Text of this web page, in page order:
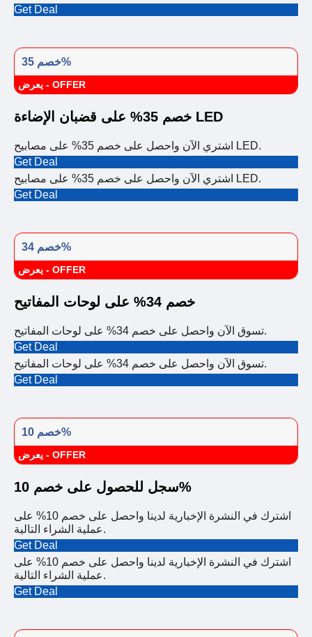
Get Deal
خصم 35%
يعرض - OFFER
خصم 35% على قضبان الإضاءة LED
اشتري الآن واحصل على خصم 35% على مصابيح LED.
Get Deal
اشتري الآن واحصل على خصم 35% على مصابيح LED.
Get Deal
خصم 34%
يعرض - OFFER
خصم 34% على لوحات المفاتيح
تسوق الآن واحصل على خصم 34% على لوحات المفاتيح.
Get Deal
تسوق الآن واحصل على خصم 34% على لوحات المفاتيح.
Get Deal
خصم 10%
يعرض - OFFER
سجل للحصول على خصم 10%
اشترك في النشرة الإخبارية لدينا واحصل على خصم 10% على
عملية الشراء التالية.
Get Deal
اشترك في النشرة الإخبارية لدينا واحصل على خصم 10% على
عملية الشراء التالية.
Get Deal